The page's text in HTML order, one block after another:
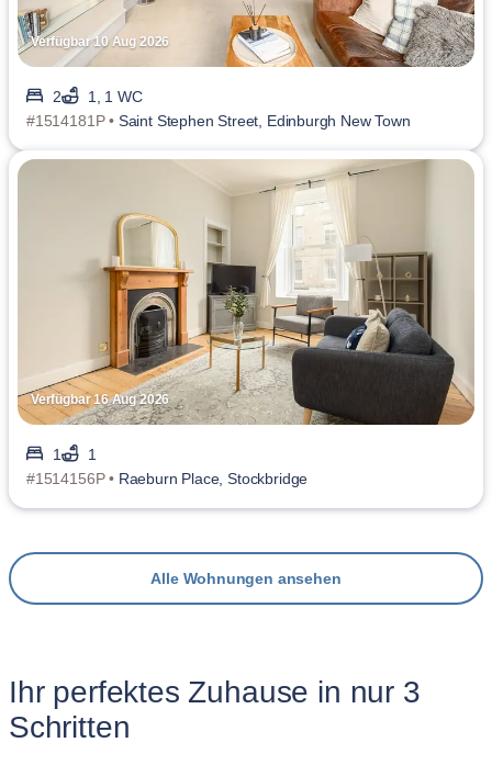
Verfügbar 10 Aug 2026
2
1, 1 WC
#1514181P • Saint Stephen Street, Edinburgh New Town
Verfügbar 16 Aug 2026
1
1
#1514156P • Raeburn Place, Stockbridge
Alle Wohnungen ansehen
Ihr perfektes Zuhause in nur 3
Schritten